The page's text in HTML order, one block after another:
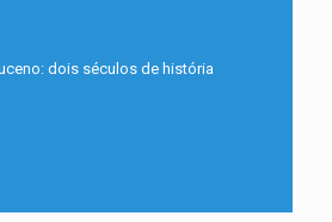
dois séculos de história